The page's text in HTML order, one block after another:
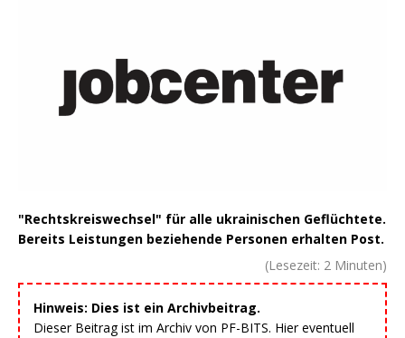
"Rechtskreiswechsel" für alle ukrainischen Geflüchtete.
Bereits Leistungen beziehende Personen erhalten Post.
(Lesezeit: 2 Minuten)
Hinweis: Dies ist ein Archivbeitrag.
Dieser Beitrag ist im Archiv von PF-BITS. Hier eventuell